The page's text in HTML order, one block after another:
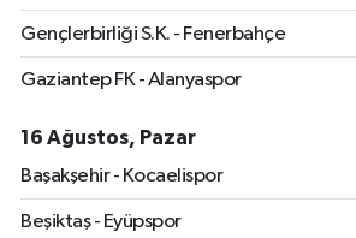
Gençlerbirliği S.K. - Fenerbahçe
Gaziantep FK - Alanyaspor
16 Ağustos, Pazar
Başakşehir - Kocaelispor
Beşiktaş - Eyüpspor